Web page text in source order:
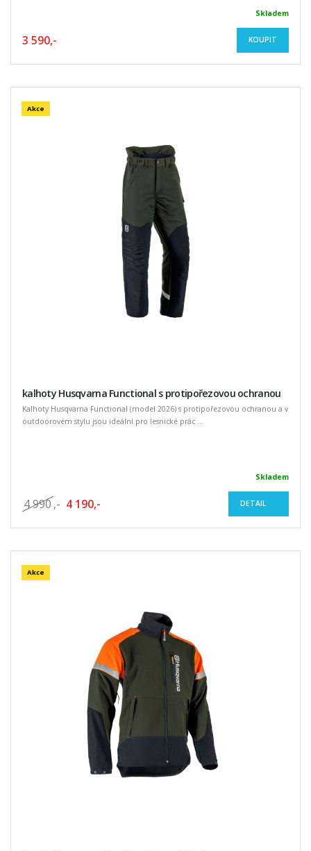
Skladem
3 590,- KOUPIT
Akce
kalhoty Husqvarna Functional s protipořezovou ochranou
Kalhoty Husqvarna Functional (model 2026) s protipořezovou ochranou a v
outdoorovém stylu jsou ideální pro lesnické prác ...
Skladem
4 990 ,- 4 190,- DETAIL
Akce